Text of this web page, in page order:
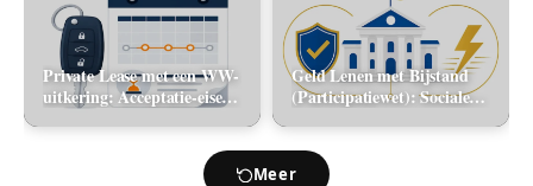
Private Lease met een WW-
uitkering: Acceptatie-eisen
Geld Lenen met Bijstand
(Participatiewet): Sociale
Meer